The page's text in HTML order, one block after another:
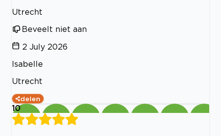
Utrecht
Beveelt niet aan
2 July 2026
Isabelle
Utrecht
delen
10